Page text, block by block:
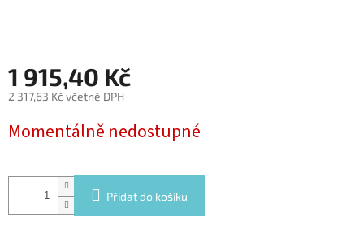
1 915,40 Kč
2 317,63 Kč včetně DPH
cena:
Momentálně nedostupné
Přidat do košíku